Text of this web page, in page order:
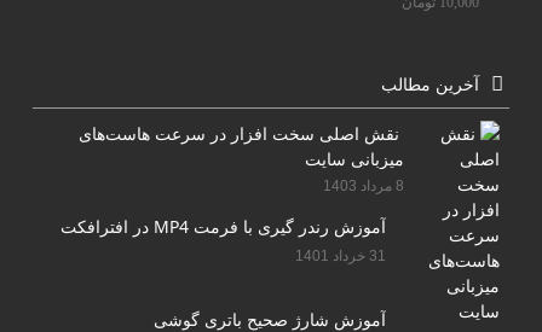
آخرین مطالب
نقش اصلی سخت افزار در سرعت هاست‌های
میزبانی سایت
8 مرداد 1403
آموزش رندر گیری با فرمت MP4 در افترافکت
31 خرداد 1401
آموزش شارژ صحیح باتری گوشی